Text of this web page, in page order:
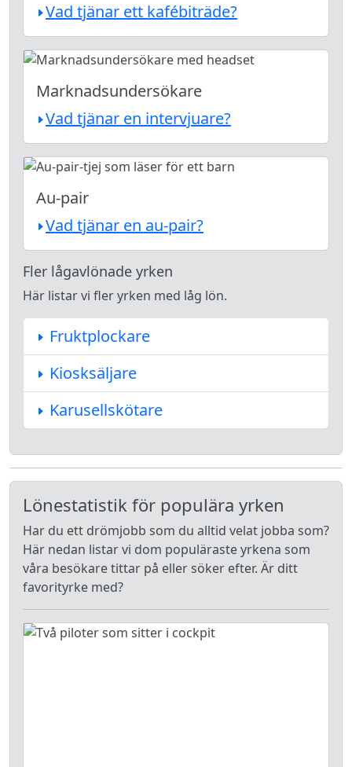
Vad tjänar ett kafébiträde?
Marknadsundersökare
Vad tjänar en intervjuare?
Au-pair
Vad tjänar en au-pair?
Fler lågavlönade yrken
Här listar vi fler yrken med låg lön.
Fruktplockare
Kiosksäljare
Karusellskötare
Lönestatistik för populära yrken
Har du ett drömjobb som du alltid velat jobba som?
Här nedan listar vi dom populäraste yrkena som
våra besökare tittar på eller söker efter. Är ditt
favorityrke med?